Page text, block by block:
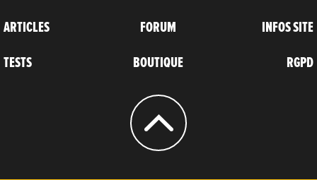
ARTICLES
TESTS
FORUM
BOUTIQUE
INFOS SITE
RGPD